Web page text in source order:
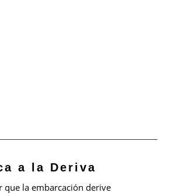
a la Deriva
que la embarcación derive